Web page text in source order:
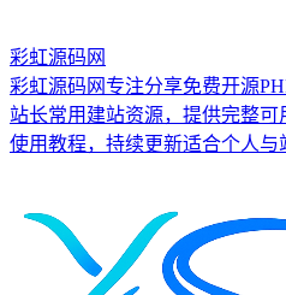
彩虹源码网
彩虹源码网专注分享免费开源
站长常用建站资源，提供完整
使用教程，持续更新适合个人与